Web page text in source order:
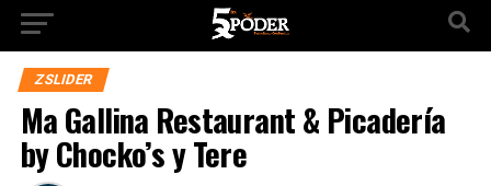
ZSLIDER
Ma Gallina Restaurant & Picadería
by Chocko’s y Tere